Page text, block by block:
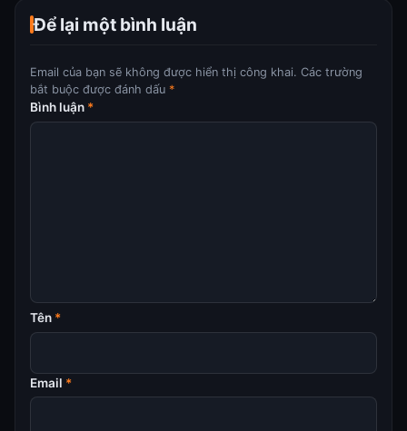
chính trận Pháp đối đầu
Morocco
Để lại một bình luận
Email của bạn sẽ không được hiển thị công khai. Các trường
bắt buộc được đánh dấu *
Bình luận *
Tên *
Email *